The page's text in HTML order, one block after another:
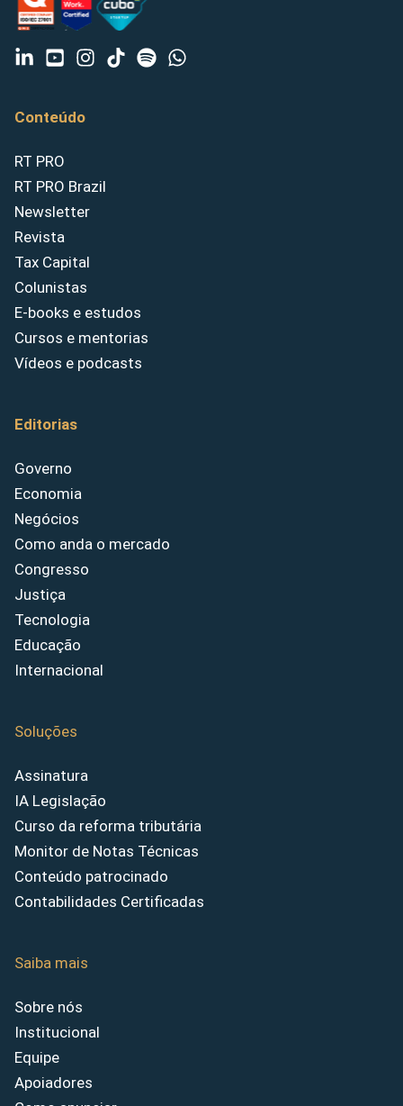
Conteúdo
RT PRO
RT PRO Brazil
Newsletter
Revista
Tax Capital
Colunistas
E-books e estudos
Cursos e mentorias
Vídeos e podcasts
Editorias
Governo
Economia
Negócios
Como anda o mercado
Congresso
Justiça
Tecnologia
Educação
Internacional
Soluções
Assinatura
IA Legislação
Curso da reforma tributária
Monitor de Notas Técnicas
Conteúdo patrocinado
Contabilidades Certificadas
Saiba mais
Sobre nós
Institucional
Equipe
Apoiadores